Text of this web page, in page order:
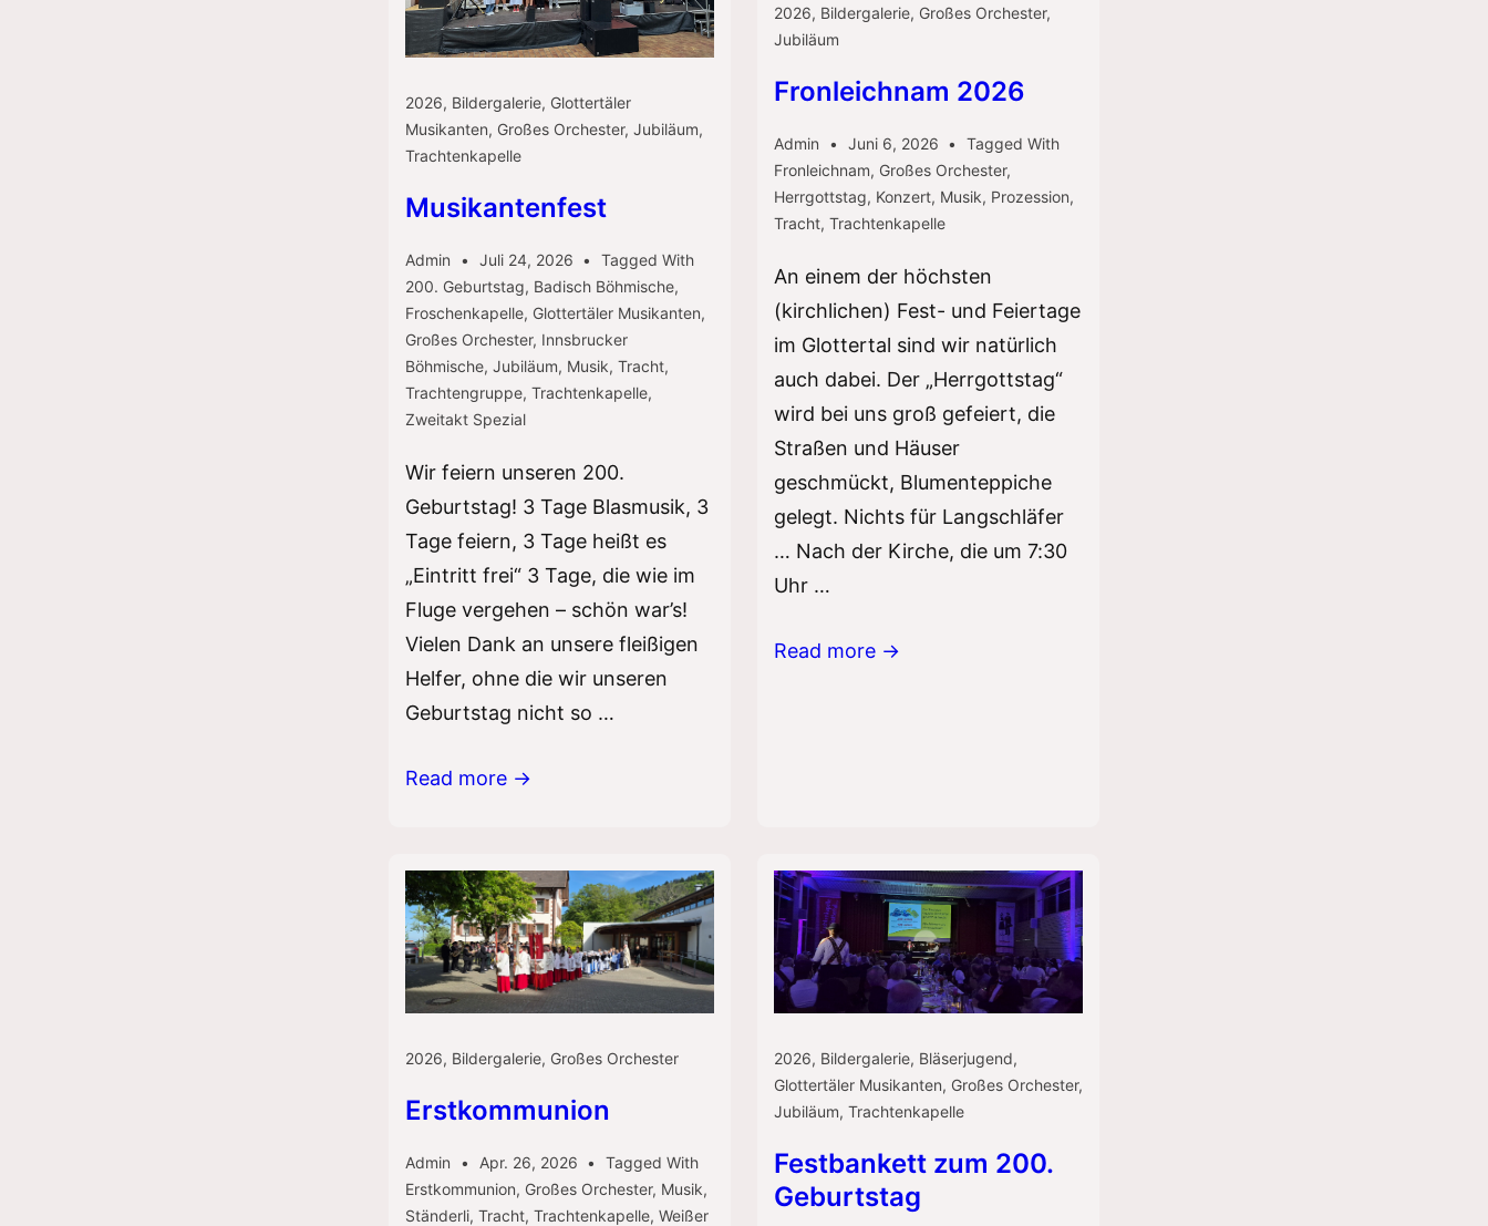
2026, Bildergalerie, Glottertäler
Musikanten, Großes Orchester, Jubiläum,
Trachtenkapelle
Musikantenfest
Admin Juli 24, 2026
Tagged With
200. Geburtstag, Badisch Böhmische,
Froschenkapelle, Glottertäler Musikanten,
Großes Orchester, Innsbrucker
Böhmische, Jubiläum, Musik, Tracht,
Trachtengruppe, Trachtenkapelle,
Zweitakt Spezial
Wir feiern unseren 200.
Geburtstag! 3 Tage Blasmusik, 3
Tage feiern, 3 Tage heißt es
„Eintritt frei“ 3 Tage, die wie im
Fluge vergehen – schön war’s!
Vielen Dank an unsere fleißigen
Helfer, ohne die wir unseren
Geburtstag nicht so …
Musikantenfest
Read more →
2026, Bildergalerie, Großes Orchester,
Jubiläum
Fronleichnam 2026
Admin Juni 6, 2026
Tagged With
Fronleichnam, Großes Orchester,
Herrgottstag, Konzert, Musik, Prozession,
Tracht, Trachtenkapelle
An einem der höchsten
(kirchlichen) Fest- und Feiertage
im Glottertal sind wir natürlich
auch dabei. Der „Herrgottstag“
wird bei uns groß gefeiert, die
Straßen und Häuser
geschmückt, Blumenteppiche
gelegt. Nichts für Langschläfer
… Nach der Kirche, die um 7:30
Uhr …
Fronleichnam
Read more →
2026, Bildergalerie, Großes Orchester
Erstkommunion
Admin Apr. 26, 2026
Tagged With
Erstkommunion, Großes Orchester, Musik,
Ständerli, Tracht, Trachtenkapelle, Weißer
2026, Bildergalerie, Bläserjugend,
Glottertäler Musikanten, Großes Orchester,
Jubiläum, Trachtenkapelle
Festbankett zum 200.
Geburtstag